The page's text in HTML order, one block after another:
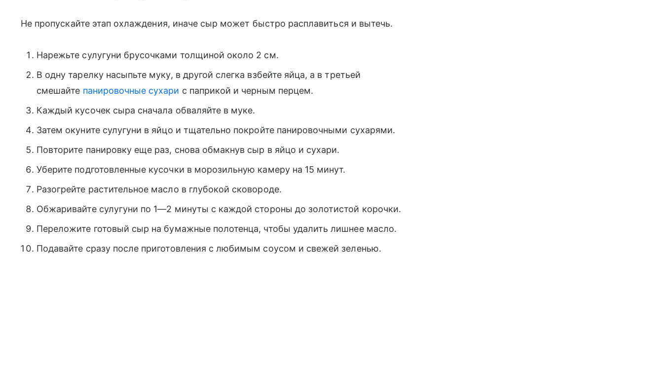
Не пропускайте этап охлаждения, иначе сыр может быстро расплавиться и вытечь.
Нарежьте сулугуни брусочками толщиной около 2 см.
В одну тарелку насыпьте муку, в другой слегка взбейте яйца, а в третьей
смешайте панировочные сухари с паприкой и черным перцем.
Каждый кусочек сыра сначала обваляйте в муке.
Затем окуните сулугуни в яйцо и тщательно покройте панировочными сухарями.
Повторите панировку еще раз, снова обмакнув сыр в яйцо и сухари.
Уберите подготовленные кусочки в морозильную камеру на 15 минут.
Разогрейте растительное масло в глубокой сковороде.
Обжаривайте сулугуни по 1—2 минуты с каждой стороны до золотистой корочки.
Переложите готовый сыр на бумажные полотенца, чтобы удалить лишнее масло.
Подавайте сразу после приготовления с любимым соусом и свежей зеленью.